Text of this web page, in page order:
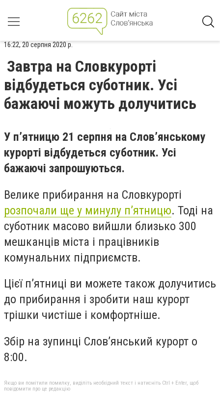
16:22, 20 серпня 2020 р.
Завтра на Словкурорті
відбудеться суботник. Усі
бажаючі можуть долучитись
У п’ятницю 21 серпня на Слов’янському
курорті відбудеться суботник. Усі
бажаючі запрошуються.
Велике прибирання на Словкурорті
розпочали ще у минулу п’ятницю. Тоді на
суботник масово вийшли близько 300
мешканців міста і працівників
комунальних підприємств.
Цієї п’ятниці ви можете також долучитись
до прибирання і зробити наш курорт
трішки чистіше і комфортніше.
Збір на зупинці Слов’янський курорт о
8:00.
Якщо ви помітили помилку, виділіть необхідний текст і натисніть Ctrl + Enter, щоб
повідомити про це редакцію